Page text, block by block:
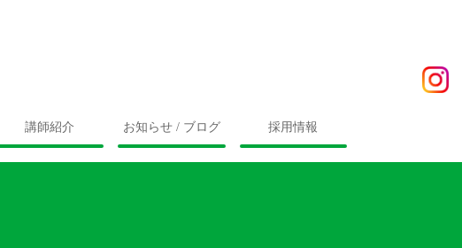
講師紹介 お知らせ / ブログ 採用情報